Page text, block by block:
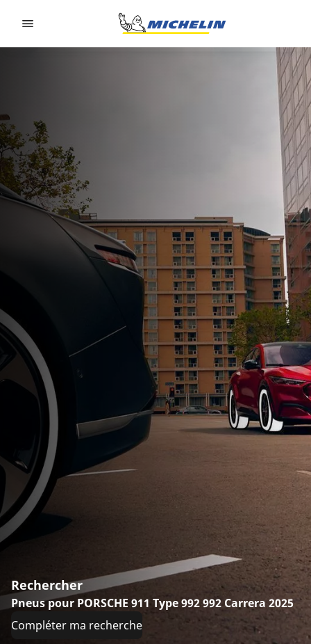
Rechercher
Pneus pour PORSCHE 911 Type 992 992 Carrera 2025
Compléter ma recherche